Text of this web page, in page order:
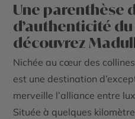
Une parenthèse
d’authenticité du
découvrez
Nichée au cœur des
est une destination
merveille l’alliance entre
Située à quelques